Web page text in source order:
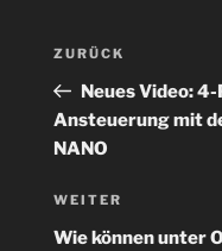
Vorheriger
Beitrag
ZURÜCK
Neues Video:
Ansteuerung mit
NANO
Nächster
Beitrag
WEITER
Wie können unter